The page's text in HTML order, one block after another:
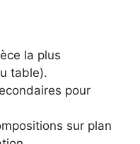
la plus
table).
pour
sur plan